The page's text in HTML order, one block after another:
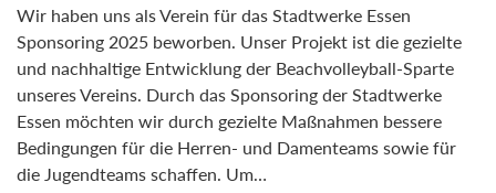
Wir haben uns als Verein für das Stadtwerke Essen
Sponsoring 2025 beworben. Unser Projekt ist die gezielte
und nachhaltige Entwicklung der Beachvolleyball-Sparte
unseres Vereins. Durch das Sponsoring der Stadtwerke
Essen möchten wir durch gezielte Maßnahmen bessere
Bedingungen für die Herren- und Damenteams sowie für
die Jugendteams schaffen. Um…